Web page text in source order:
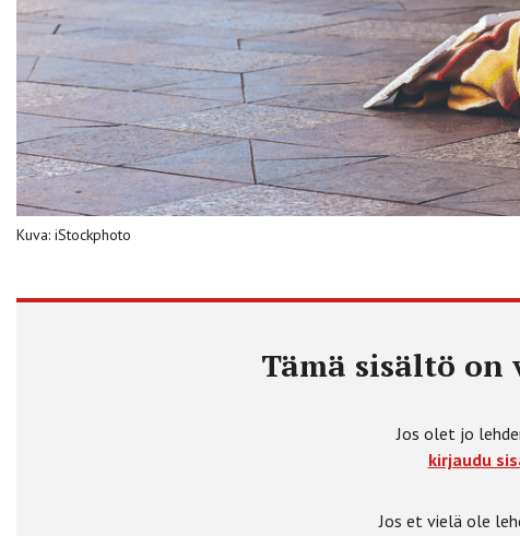
Kuva: iStockphoto
Tämä sisältö
Jos olet jo
kirjaudu
Jos et vielä ole